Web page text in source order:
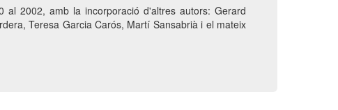
al 2002, amb la incorporació d'altres autors: Gerard
Teresa Garcia Carós, Martí Sansabrià i el mateix